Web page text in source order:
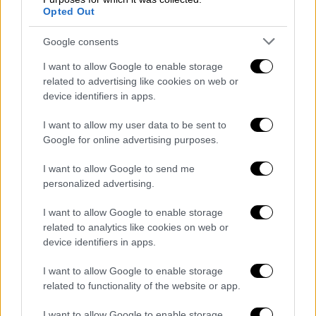
Opted Out
Google consents
I want to allow Google to enable storage
related to advertising like cookies on web or
device identifiers in apps.
I want to allow my user data to be sent to
Google for online advertising purposes.
I want to allow Google to send me
personalized advertising.
I want to allow Google to enable storage
related to analytics like cookies on web or
device identifiers in apps.
I want to allow Google to enable storage
related to functionality of the website or app.
ειρωνικό τόνο: «Μετά το σιδηροδρομικό
δυστύχημα, στο οποίο έχασαν τη ζωή τους
40 άνθρωποι, ο Έλληνας υπουργός
Μεταφορών παραιτήθηκε από σεβασμό προς
τους νεκρούς. Δεν μπορώ να καταλάβω τι
είδους κυβέρνηση έχει η Ελλάδα... Τι
σημαίνει παραίτηση; Είναι αυτός ο
ευρωπαϊκός τρόπος της συγχώρεσης;
Κώστα, υπάρχει μια θάλασσα ανάμεσά μας,
ρίξε μια ματιά στην απέναντι όχθη και πάρε
έμπνευση».
Παραιτήθηκε ουπουργός Μεταφορών
Καραμανλήςμετά το σιδηροδρομικό
δυστύχημα που σκότωσε τουλάχιστον 38
ανθρώπους στην Ελλάδα (ΝΤV)
Η παραίτηση του υπουργού Μεταφορών